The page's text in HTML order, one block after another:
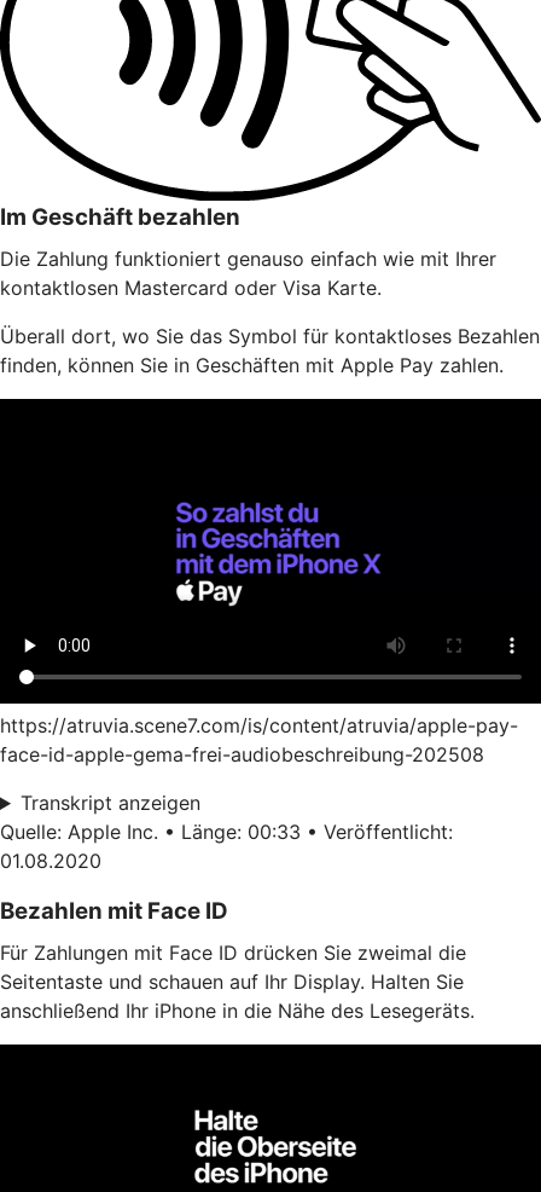
Im Geschäft bezahlen
Die Zahlung funktioniert genauso einfach wie mit Ihrer
kontaktlosen Mastercard oder Visa Karte.
Überall dort, wo Sie das Symbol für kontaktloses Bezahlen
finden, können Sie in Geschäften mit Apple Pay zahlen.
https://atruvia.scene7.com/is/content/atruvia/apple-pay-
face-id-apple-gema-frei-audiobeschreibung-202508
Transkript anzeigen
Quelle: Apple Inc. • Länge: 00:33 • Veröffentlicht:
01.08.2020
Bezahlen mit Face ID
Für Zahlungen mit Face ID drücken Sie zweimal die
Seitentaste und schauen auf Ihr Display. Halten Sie
anschließend Ihr iPhone in die Nähe des Lesegeräts.